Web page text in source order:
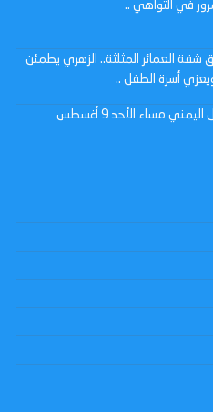
في التواهي ..
شقة العمائر المثلثة.. الزهري يطمئن
أسرة الطفل ..
أسعار صرف الريال اليمني مساء الأحد 9 أغسطس